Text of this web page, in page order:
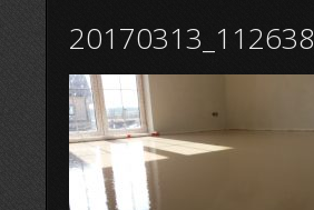
20170313_112638